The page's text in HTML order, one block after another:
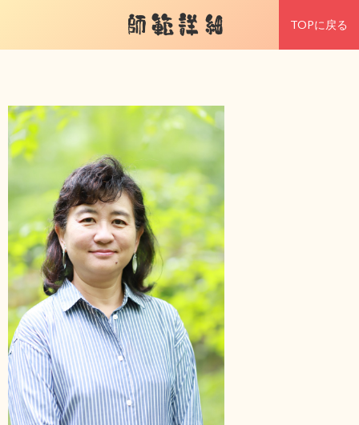
師範詳細 TOPに戻る